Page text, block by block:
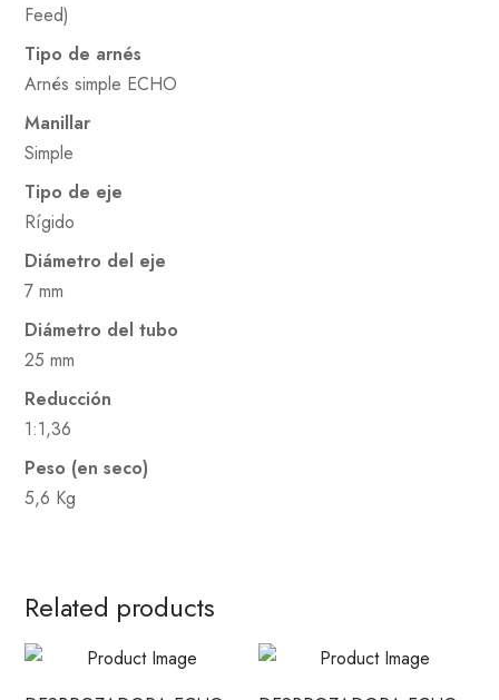
Feed)
Tipo de arnés
Arnés simple ECHO
Manillar
Simple
Tipo de eje
Rígido
Diámetro del eje
7 mm
Diámetro del tubo
25 mm
Reducción
1:1,36
Peso (en seco)
5,6 Kg
Related products